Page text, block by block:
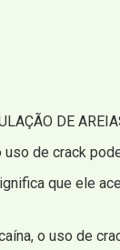
DE
de crack
que ele
o uso de